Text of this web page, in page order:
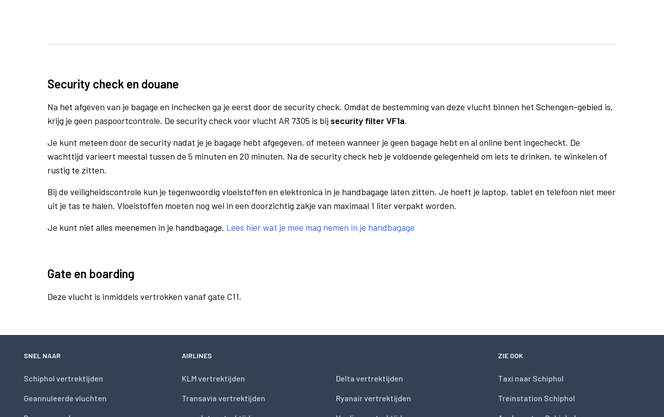
Security check en douane
Na het afgeven van je bagage en inchecken ga je eerst door de security check. Omdat de bestemming van deze vlucht binnen het Schengen-gebied is,
krijg je geen paspoortcontrole. De security check voor vlucht AR 7305 is bij security filter VF1a.
Je kunt meteen door de security nadat je je bagage hebt afgegeven, of meteen wanneer je geen bagage hebt en al online bent ingecheckt. De
wachttijd varieert meestal tussen de 5 minuten en 20 minuten. Na de security check heb je voldoende gelegenheid om iets te drinken, te winkelen of
rustig te zitten.
Bij de veiligheidscontrole kun je tegenwoordig vloeistoffen en elektronica in je handbagage laten zitten. Je hoeft je laptop, tablet en telefoon niet meer
uit je tas te halen. Vloeistoffen moeten nog wel in een doorzichtig zakje van maximaal 1 liter verpakt worden.
Je kunt niet alles meenemen in je handbagage. Lees hier wat je mee mag nemen in je handbagage
Gate en boarding
Deze vlucht is inmiddels vertrokken vanaf gate C11.
SNEL NAAR
Schiphol vertrektijden
Geannuleerde vluchten
AIRLINES
KLM vertrektijden
Transavia vertrektijden
Delta vertrektijden
Ryanair vertrektijden
ZIE OOK
Taxi naar Schiphol
Treinstation Schiphol